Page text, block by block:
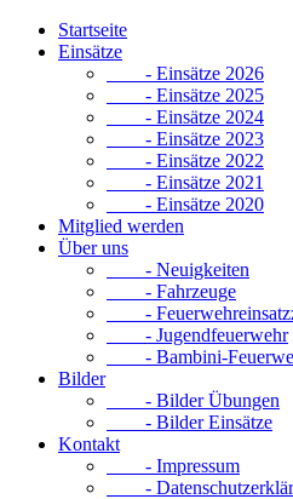
Startseite
Einsätze
- Einsätze 2026
- Einsätze 2025
- Einsätze 2024
- Einsätze 2023
- Einsätze 2022
- Einsätze 2021
- Einsätze 2020
Mitglied werden
Über uns
- Neuigkeiten
- Fahrzeuge
-
- Jugendfeuerwehr
- Bambini-
Bilder
- Bilder Übungen
- Bilder Einsätze
Kontakt
- Impressum
-